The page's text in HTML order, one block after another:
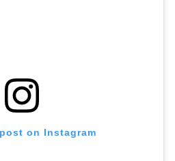
on Instagram